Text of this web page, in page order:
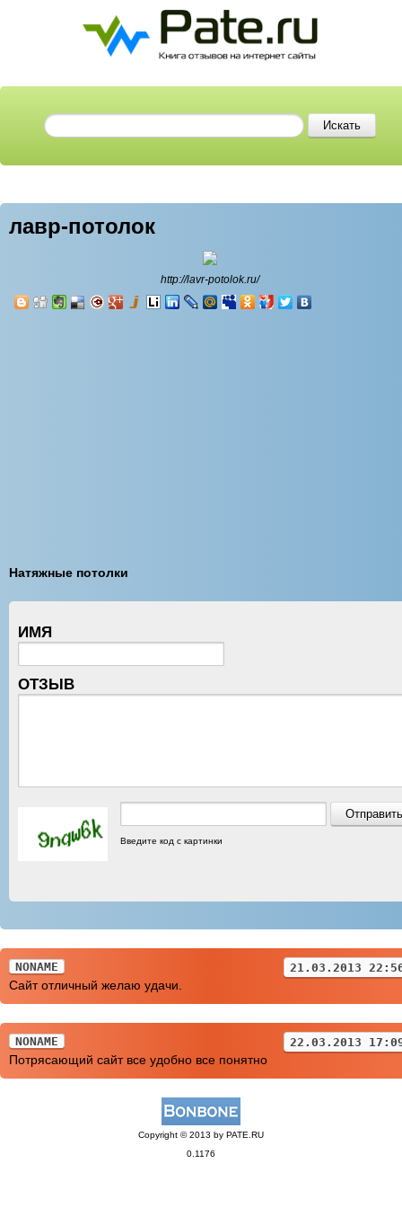
лавр-потолок
http://lavr-potolok.ru/
Натяжные потолки
ИМЯ
ОТЗЫВ
Введите код с картинки
NONAME 21.03.2013
Сайт отличный желаю удачи.
NONAME 22.03.2013
Потрясающий сайт все удобно все понятно
Copyright © 2013 by PATE.RU
0.1176